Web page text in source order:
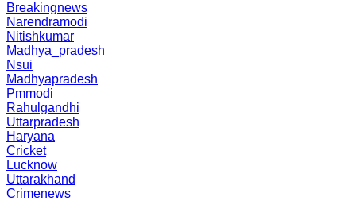
Breakingnews
Narendramodi
Nitishkumar
Madhya_pradesh
Nsui
Madhyapradesh
Pmmodi
Rahulgandhi
Uttarpradesh
Haryana
Cricket
Lucknow
Uttarakhand
Crimenews